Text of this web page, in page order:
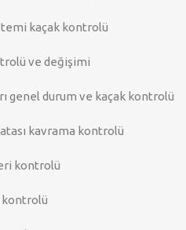
kaçak kontrolü
ve değişimi
genel durum ve kaçak kontrolü
kavrama kontrolü
kontrolü
kontrolü